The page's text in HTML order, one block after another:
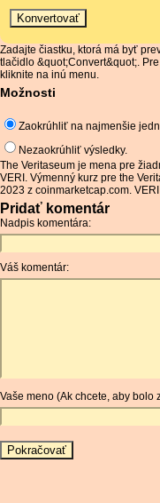
Zadajte čiastku, ktorá má byť
tlačidlo &quot;Convert&quot;.
kliknite na inú menu.
Možnosti
Zaokrúhliť na najmenšie
Nezaokrúhliť výsledky.
The Veritaseum je mena pre
VERI. Výmenný kurz pre the
2023 z coinmarketcap.com.
Pridať komentár
Nadpis komentára:
Váš komentár:
Vaše meno (Ak chcete, aby bolo